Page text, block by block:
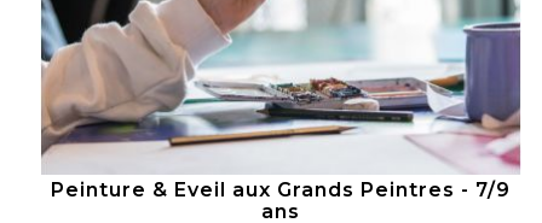
Peinture & Eveil aux Grands Peintres - 7/9
ans